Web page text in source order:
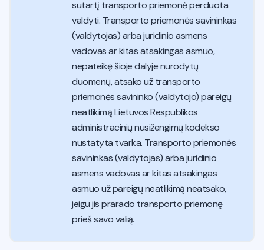
sutartį transporto priemonė perduota
valdyti. Transporto priemonės savininkas
(valdytojas) arba juridinio asmens
vadovas ar kitas atsakingas asmuo,
nepateikę šioje dalyje nurodytų
duomenų, atsako už transporto
priemonės savininko (valdytojo) pareigų
neatlikimą Lietuvos Respublikos
administracinių nusižengimų kodekso
nustatyta tvarka. Transporto priemonės
savininkas (valdytojas) arba juridinio
asmens vadovas ar kitas atsakingas
asmuo už pareigų neatlikimą neatsako,
jeigu jis prarado transporto priemonę
prieš savo valią.